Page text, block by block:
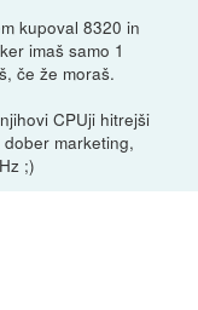
kupoval 8320 in
imaš samo 1
če že moraš.
CPUji hitrejši
marketing,
;)